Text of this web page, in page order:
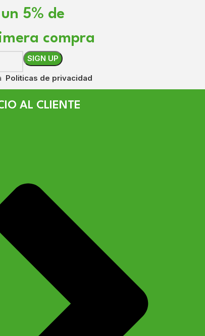
5% de
compra
Politicas de privacidad
AL CLIENTE